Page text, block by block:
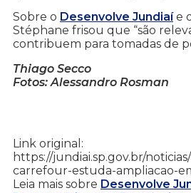
Sobre o Desenvolve Jundiaíe
Stéphane frisou que “são
contribuem para tomadas de
Thiago Secco
Fotos: Alessandro Rosman
Link original:
https://jundiai.sp.gov.br/
carrefour-estuda-ampliacao-
Leia mais sobre Desenvolve